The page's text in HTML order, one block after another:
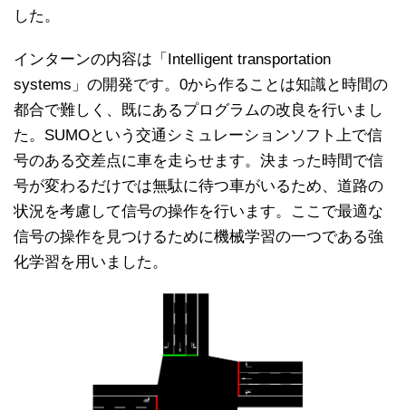
した。
インターンの内容は「Intelligent transportation
systems」の開発です。0から作ることは知識と時間の
都合で難しく、既にあるプログラムの改良を行いまし
た。SUMOという交通シミュレーションソフト上で信
号のある交差点に車を走らせます。決まった時間で信
号が変わるだけでは無駄に待つ車がいるため、道路の
状況を考慮して信号の操作を行います。ここで最適な
信号の操作を見つけるために機械学習の一つである強
化学習を用いました。